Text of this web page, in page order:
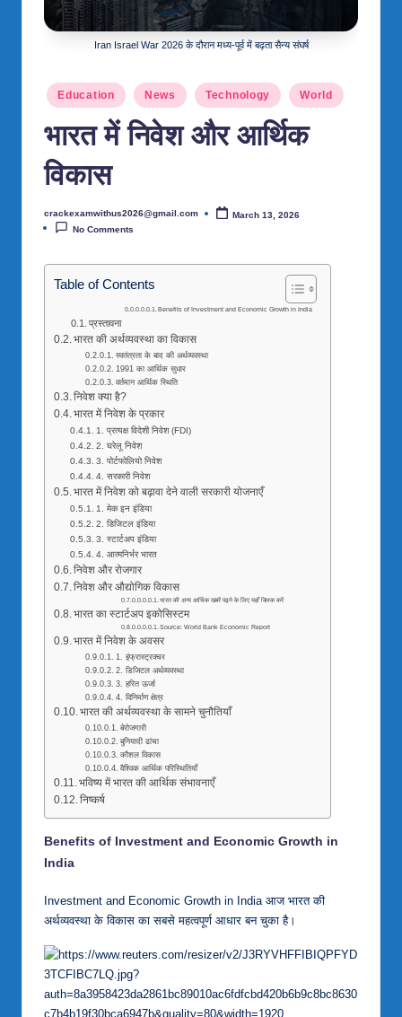
Iran Israel War 2026 के दौरान मध्य-पूर्व में बढ़ता सैन्य संघर्ष
Posted
in
Education News Technology World
भारत में निवेश और आर्थिक
विकास
Posted
by
crackexamwithus2026@gmail.com
March 13, 2026
No Comments
Table of Contents
Benefits of Investment and Economic Growth in India
प्रस्तावना
भारत की अर्थव्यवस्था का विकास
स्वतंत्रता के बाद की अर्थव्यवस्था
1991 का आर्थिक सुधार
वर्तमान आर्थिक स्थिति
निवेश क्या है?
भारत में निवेश के प्रकार
1. प्रत्यक्ष विदेशी निवेश (FDI)
2. घरेलू निवेश
3. पोर्टफोलियो निवेश
4. सरकारी निवेश
भारत में निवेश को बढ़ावा देने वाली सरकारी योजनाएँ
1. मेक इन इंडिया
2. डिजिटल इंडिया
3. स्टार्टअप इंडिया
4. आत्मनिर्भर भारत
निवेश और रोजगार
निवेश और औद्योगिक विकास
भारत की अन्य आर्थिक खबरें पढ़ने के लिए यहाँ क्लिक करें
भारत का स्टार्टअप इकोसिस्टम
Source: World Bank Economic Report
भारत में निवेश के अवसर
1. इंफ्रास्ट्रक्चर
2. डिजिटल अर्थव्यवस्था
3. हरित ऊर्जा
4. विनिर्माण क्षेत्र
भारत की अर्थव्यवस्था के सामने चुनौतियाँ
बेरोजगारी
बुनियादी ढांचा
कौशल विकास
वैश्विक आर्थिक परिस्थितियाँ
भविष्य में भारत की आर्थिक संभावनाएँ
निष्कर्ष
Benefits of Investment and Economic Growth in
India
Investment and Economic Growth in India आज भारत की
अर्थव्यवस्था के विकास का सबसे महत्वपूर्ण आधार बन चुका है।